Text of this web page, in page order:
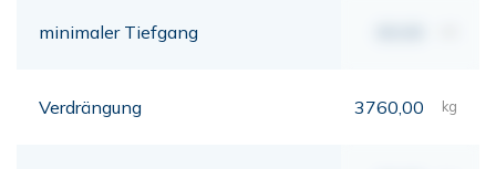
minimaler Tiefgang
Verdrängung 3760,00 kg